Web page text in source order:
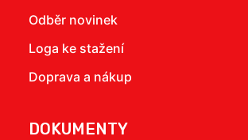
Odběr novinek
Loga ke stažení
Doprava a nákup
DOKUMENTY